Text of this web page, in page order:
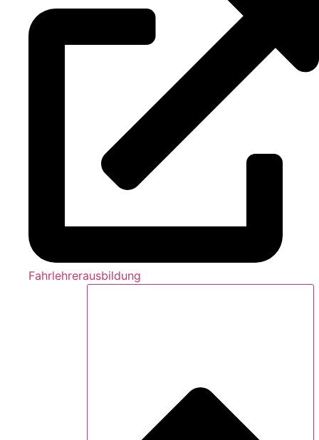
Fahrlehrerausbildung